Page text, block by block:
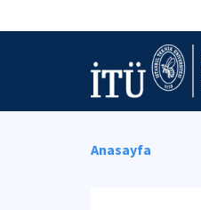
Anasayfa